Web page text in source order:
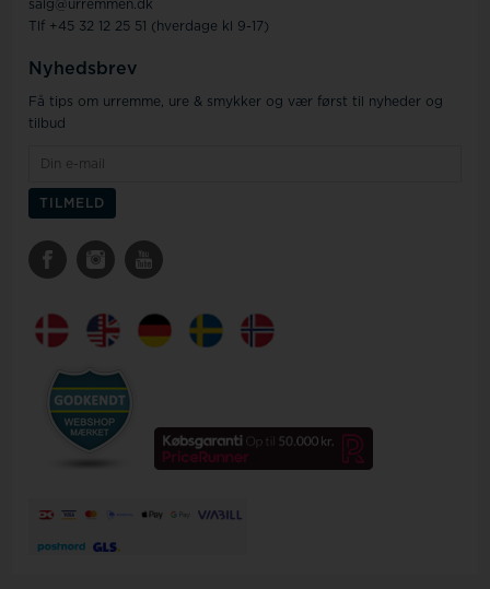
salg@urremmen.dk
Tlf +45 32 12 25 51 (hverdage kl 9-17)
Nyhedsbrev
Få tips om urremme, ure & smykker og vær først til nyheder og
tilbud